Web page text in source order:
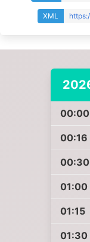
XML
00:00
00:16
00:30
01:00
01:15
01:30